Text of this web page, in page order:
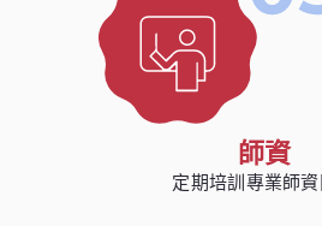
師資
定期培訓專業師